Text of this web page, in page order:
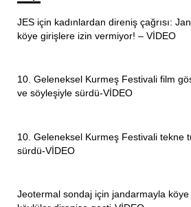
JES için kadınlardan direniş çağrısı:
köye girişlere izin vermiyor! – VİDEO
10. Geleneksel Kurmeş Festivali film
ve söyleşiyle sürdü-VİDEO
10. Geleneksel Kurmeş Festivali tekne
sürdü-VİDEO
Jeotermal sondaj için jandarmayla köye